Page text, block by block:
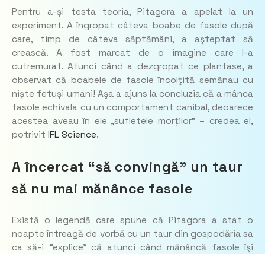
Pentru a-și testa teoria, Pitagora a apelat la un
experiment. A îngropat câteva boabe de fasole după
care, timp de câteva săptămâni, a aşteptat să
crească. A fost marcat de o imagine care l-a
cutremurat. Atunci când a dezgropat ce plantase, a
observat că boabele de fasole încolţită semănau cu
niște fetuși umani! Aşa a ajuns la concluzia că a mânca
fasole echivala cu un comportament canibal, deoarece
acestea aveau în ele „sufletele morților” – credea el,
potrivit IFL Science.
A încercat “să convingă” un taur
să nu mai mănânce fasole
Există o legendă care spune că Pitagora a stat o
noapte întreagă de vorbă cu un taur din gospodăria sa
ca să-i “explice” că atunci când mănâncă fasole îşi